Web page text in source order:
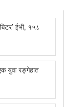
ईभी, १५८
युवा रङ्गेहात